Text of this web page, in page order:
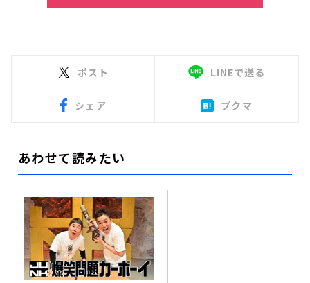
ポスト LINEで送る
シェア ブクマ
あわせて読みたい